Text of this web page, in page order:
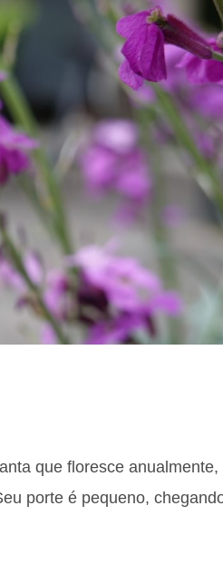
que floresce anualmente,
porte é pequeno,